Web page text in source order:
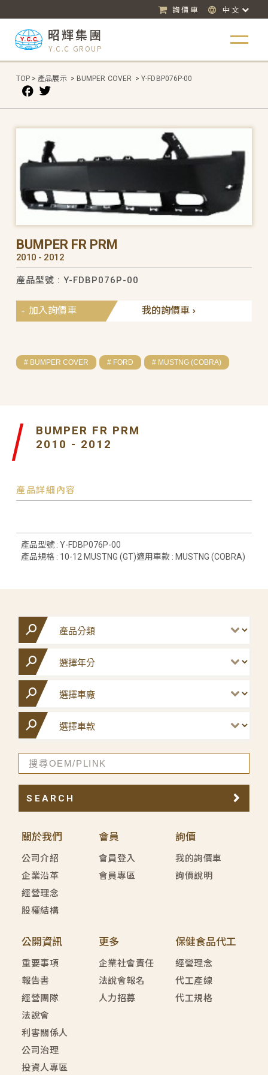
詢價車 中文
昭輝集團
Y.C.C GROUP
TOP > 產品展示 > BUMPER COVER > Y-FDBP076P-00
BUMPER FR PRM
2010 - 2012
產品型號 : Y-FDBP076P-00
我的詢價車
加入詢價車
# BUMPER COVER # FORD # MUSTNG (COBRA)
BUMPER FR PRM
2010 - 2012
產品詳細內容
產品型號 : Y-FDBP076P-00
產品規格 : 10-12 MUSTNG (GT)適用車款 : MUSTNG (COBRA)
關於我們
公司介紹
企業沿革
經營理念
股權結構
會員
會員登入
會員專區
詢價
我的詢價車
詢價說明
公開資訊
重要事項
報告書
經營團隊
法說會
利害關係人
公司治理
投資人專區
更多
企業社會責任
法說會報名
人力招募
保健食品代工
經營理念
代工產線
代工規格
SEARCH